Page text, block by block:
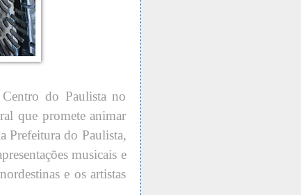
do Paulista no
que promete animar
Prefeitura do Paulista,
musicais e
e os artistas